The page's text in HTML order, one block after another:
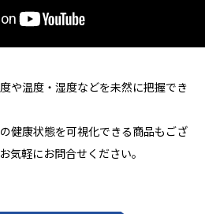
や温度・湿度などを未然に把握でき
健康状態を可視化できる商品もござ
気軽にお問合せください。